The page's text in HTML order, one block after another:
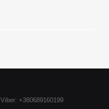
Viber: +380689160199